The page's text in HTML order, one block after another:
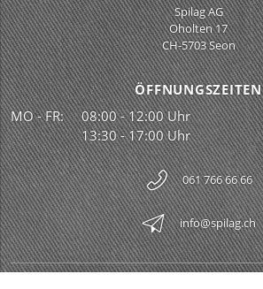
Spilag AG
Oholten 17
CH-5703 Seon
ÖFFNUNGSZEITEN
MO - FR:
08:00 - 12:00 Uhr
13:30 - 17:00 Uhr
061 766 66 66
info@spilag.ch